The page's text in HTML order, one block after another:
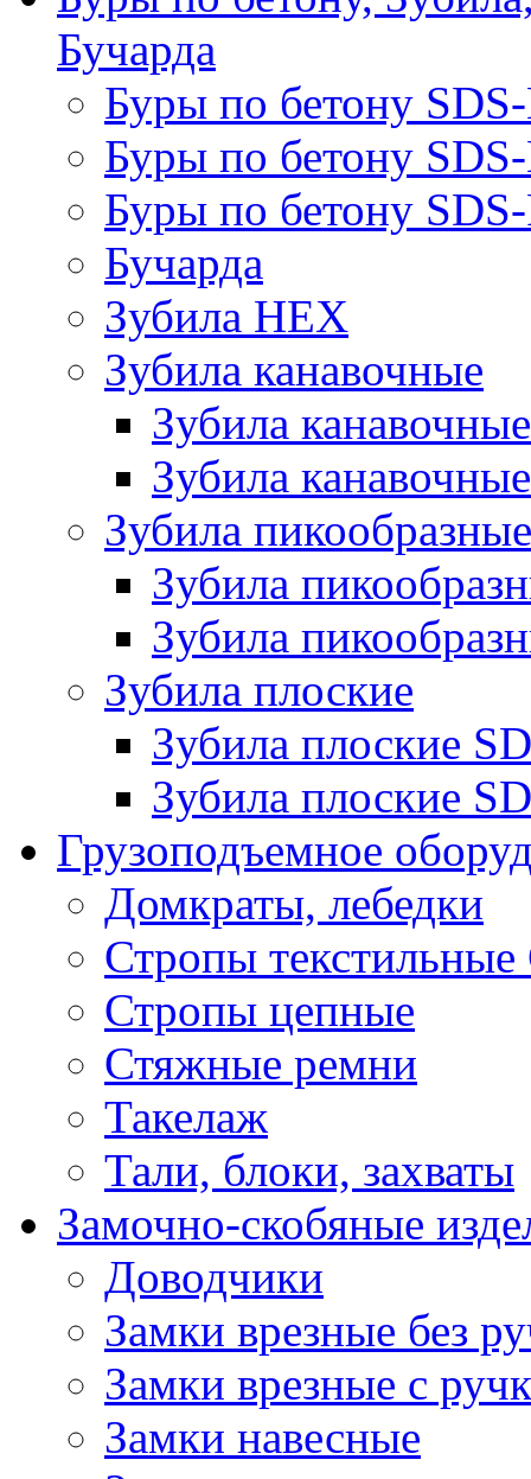
Бучарда
Буры по бетону
Буры по бетону
Буры по бетону
Бучарда
Зубила HEX
Зубила канавочные
Зубила
Зубила
Зубила пикообразные
Зубила
Зубила
Зубила плоские
Зубила плоские
Зубила плоские
Грузоподъемное
Домкраты, лебедки
Стропы
Стропы цепные
Стяжные ремни
Такелаж
Тали, блоки, захваты
Замочно-скобяные
Доводчики
Замки врезные без
Замки врезные с
Замки навесные